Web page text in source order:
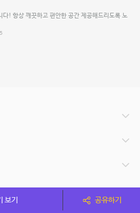
다! 항상 깨끗하고 편안한 공간 제공해드리도록 노
보기 공유하기